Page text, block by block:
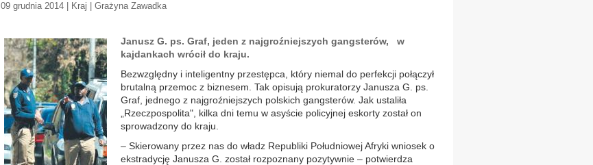
09 grudnia 2014 | Kraj | Grażyna Zawadka
Janusz G. ps. Graf, jeden z najgroźniejszych gangsterów, w
kajdankach wrócił do kraju.
Bezwzględny i inteligentny przestępca, który niemal do perfekcji połączył
brutalną przemoc z biznesem. Tak opisują prokuratorzy Janusza G. ps.
Graf, jednego z najgroźniejszych polskich gangsterów. Jak ustaliła
„Rzeczpospolita", kilka dni temu w asyście policyjnej eskorty został on
sprowadzony do kraju.
– Skierowany przez nas do władz Republiki Południowej Afryki wniosek o
ekstradycję Janusza G. został rozpoznany pozytywnie – potwierdza